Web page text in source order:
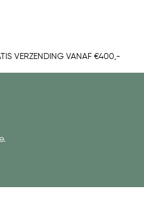
VERZENDING VANAF €400,-